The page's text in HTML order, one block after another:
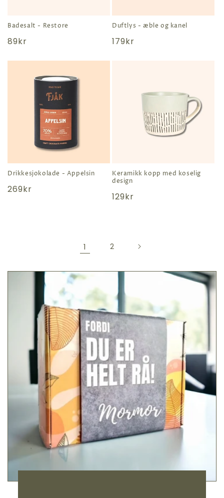
Badesalt - Restore
Normal
89kr
Duftlys - æble og kanel
Normal
179kr
Drikkesjokolade - Appelsin
Normal
269kr
Keramikk kopp med koselig
design
Normal
129kr
1 2